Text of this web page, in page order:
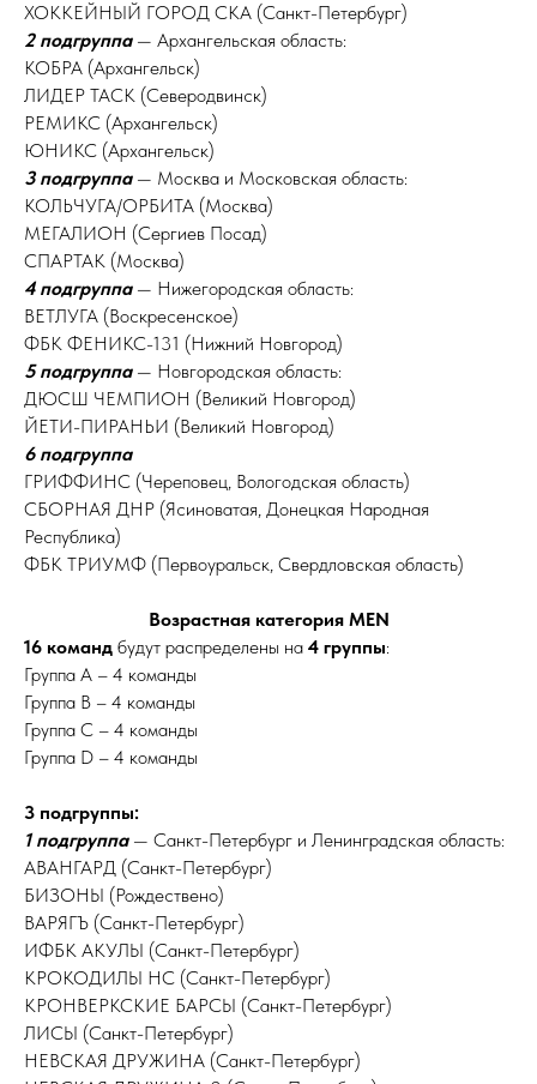
ХОККЕЙНЫЙ ГОРОД СКА (Санкт-Петербург)
2 подгруппа— Архангельская область:
КОБРА (Архангельск)
ЛИДЕР ТАСК (Северодвинск)
РЕМИКС (Архангельск)
ЮНИКС (Архангельск)
3 подгруппа— Москва и Московская область:
КОЛЬЧУГА/ОРБИТА (Москва)
МЕГАЛИОН (Сергиев Посад)
СПАРТАК (Москва)
4 подгруппа— Нижегородская область:
ВЕТЛУГА (Воскресенское)
ФБК ФЕНИКС-131 (Нижний Новгород)
5 подгруппа— Новгородская область:
ДЮСШ ЧЕМПИОН (Великий Новгород)
ЙЕТИ-ПИРАНЬИ (Великий Новгород)
6 подгруппа
ГРИФФИНС (Череповец, Вологодская область)
СБОРНАЯ ДНР (Ясиноватая, Донецкая Народная
Республика)
ФБК ТРИУМФ (Первоуральск, Свердловская область)
Возрастная категория MEN
16 команд будут распределены на 4 группы:
Группа А – 4 команды
Группа В – 4 команды
Группа С – 4 команды
Группа D – 4 команды
3 подгруппы:
1 подгруппа— Санкт-Петербург и Ленинградская область:
АВАНГАРД (Санкт-Петербург)
БИЗОНЫ (Рождествено)
ВАРЯГЪ (Санкт-Петербург)
ИФБК АКУЛЫ (Санкт-Петербург)
КРОКОДИЛЫ НС (Санкт-Петербург)
КРОНВЕРКСКИЕ БАРСЫ (Санкт-Петербург)
ЛИСЫ (Санкт-Петербург)
НЕВСКАЯ ДРУЖИНА (Санкт-Петербург)